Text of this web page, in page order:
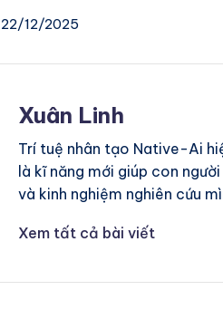
22/12/2025
Xuân Linh
Trí tuệ nhân tạo Native-Ai
là kĩ năng mới giúp con
và kinh nghiệm nghiên cứu
Xem tất cả bài viết